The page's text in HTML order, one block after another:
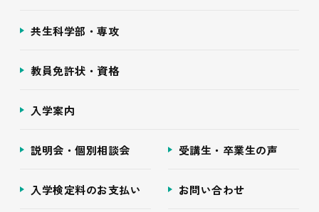
共生科学部・専攻
教員免許状・資格
入学案内
説明会・個別相談会 受講生・卒業生の声
入学検定料のお支払い お問い合わせ